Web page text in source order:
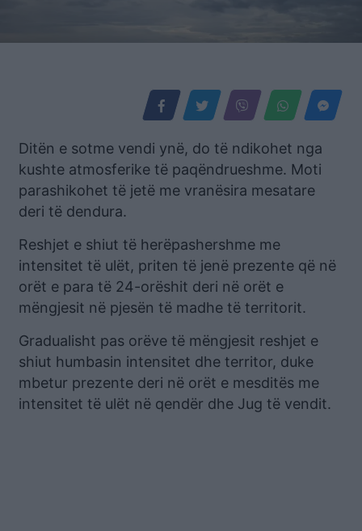
Ditën e sotme vendi ynë, do të ndikohet nga
kushte atmosferike të paqëndrueshme. Moti
parashikohet të jetë me vranësira mesatare
deri të dendura.
Reshjet e shiut të herëpashershme me
intensitet të ulët, priten të jenë prezente që në
orët e para të 24-orëshit deri në orët e
mëngjesit në pjesën të madhe të territorit.
Gradualisht pas orëve të mëngjesit reshjet e
shiut humbasin intensitet dhe territor, duke
mbetur prezente deri në orët e mesditës me
intensitet të ulët në qendër dhe Jug të vendit.